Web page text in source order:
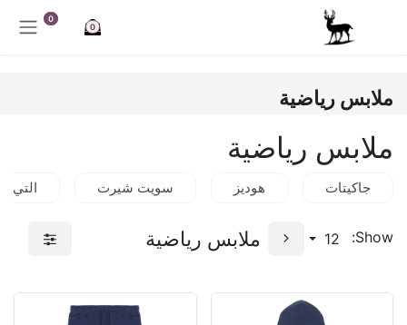
تخطي للذهاب إلى المحتوى
0
0
ملابس رياضية
ملابس رياضية
جاكيتات هوديز سويت شيرت التي
Show:
12 ملابس رياضية